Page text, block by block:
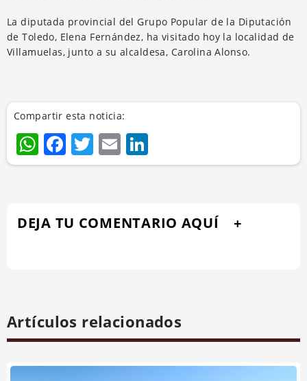
La diputada provincial del Grupo Popular de la Diputación
de Toledo, Elena Fernández, ha visitado hoy la localidad de
Villamuelas, junto a su alcaldesa, Carolina Alonso.
Compartir esta noticia:
WhatsApp
Facebook
Twitter
Email
DEJA TU COMENTARIO AQUÍ
Artículos relacionados